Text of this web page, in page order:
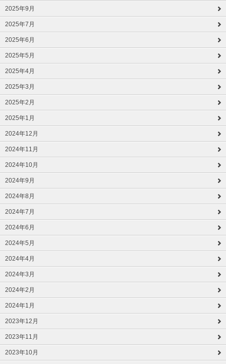
2025年9月
2025年7月
2025年6月
2025年5月
2025年4月
2025年3月
2025年2月
2025年1月
2024年12月
2024年11月
2024年10月
2024年9月
2024年8月
2024年7月
2024年6月
2024年5月
2024年4月
2024年3月
2024年2月
2024年1月
2023年12月
2023年11月
2023年10月